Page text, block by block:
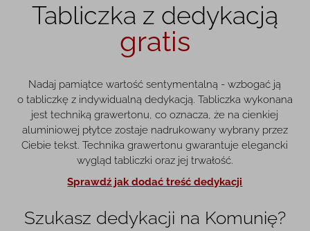
Tabliczka z dedykacją
gratis
Nadaj pamiątce wartość sentymentalną - wzbogać ją
o tabliczkę z indywidualną dedykacją. Tabliczka wykonana
jest techniką grawertonu, co oznacza, że na cienkiej
aluminiowej płytce zostaje nadrukowany wybrany przez
Ciebie tekst. Technika grawertonu gwarantuje elegancki
wygląd tabliczki oraz jej trwałość.
Sprawdź jak dodać treść dedykacji
Szukasz dedykacji na Komunię?